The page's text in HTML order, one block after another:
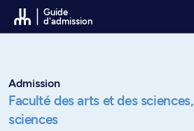
Passer au contenu
Guide
d'admission
Admission
Faculté des arts et des sciences,
sciences